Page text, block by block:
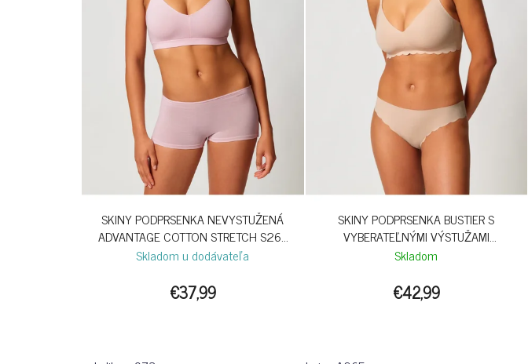
SKINY PODPRSENKA NEVYSTUŽENÁ
ADVANTAGE COTTON STRETCH S26 -
PALE LILAC
Skladom u dodávateľa
€37,99
SKINY PODPRSENKA BUSTIER S
VYBERATEĽNÝMI VÝSTUŽAMI
SENSATION B26 - BEIGE
Skladom
€42,99